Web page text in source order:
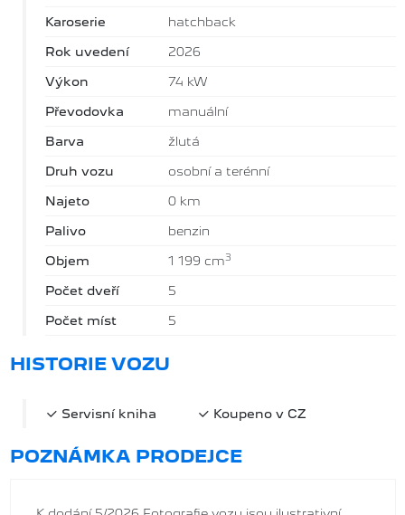
Karoserie hatchback
Rok uvedení 2026
Výkon 74 kW
Převodovka manuální
Barva žlutá
Druh vozu osobní a terénní
Najeto 0 km
Palivo benzin
Objem 1 199 cm3
Počet dveří 5
Počet míst 5
HISTORIE VOZU
Servisní kniha Koupeno v CZ
POZNÁMKA PRODEJCE